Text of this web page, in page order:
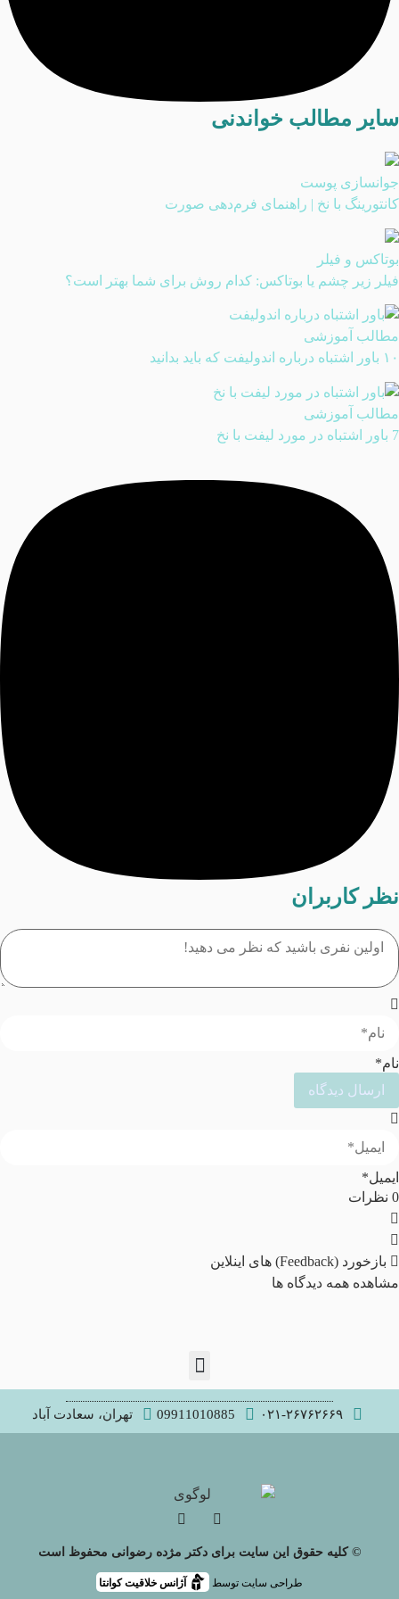
سایر مطالب خواندنی
جوانسازی پوست
کانتورینگ با نخ | راهنمای فرم‌دهی صورت
بوتاکس و فیلر
فیلر زیر چشم یا بوتاکس: کدام روش برای شما بهتر است؟
مطالب آموزشی
۱۰ باور اشتباه درباره اندولیفت که باید بدانید
مطالب آموزشی
7 باور اشتباه در مورد لیفت با نخ
نظر کاربران
نام*
ایمیل*
0 نظرات
بازخورد (Feedback) های اینلاین
مشاهده همه دیدگاه ها
۰۲۱-۲۶۷۶۲۶۶۹ 09911010885 تهران، سعادت آباد
© کلیه حقوق این سایت برای دکتر مژده رضوانی محفوظ است
طراحی سایت توسط آژانس خلاقیت کوانتا